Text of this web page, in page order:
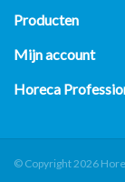
Producten
Mijn account
Horeca
© Copyright 2026